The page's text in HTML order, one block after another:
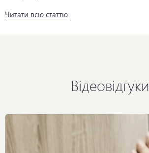
Читати всю статтю
Відеовідгуки